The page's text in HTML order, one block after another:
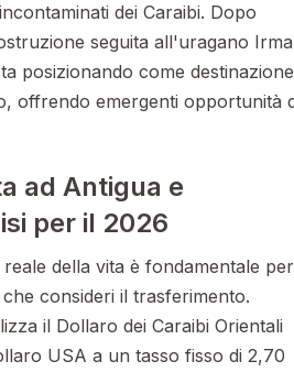
dei Caraibi. Dopo
seguita all'uragano Irma
posizionando come destinazione
offrendo emergenti opportunità
ad Antigua e
per il 2026
della vita è fondamentale per
consideri il trasferimento.
il Dollaro dei Caraibi Orientali
USA a un tasso fisso di 2,70